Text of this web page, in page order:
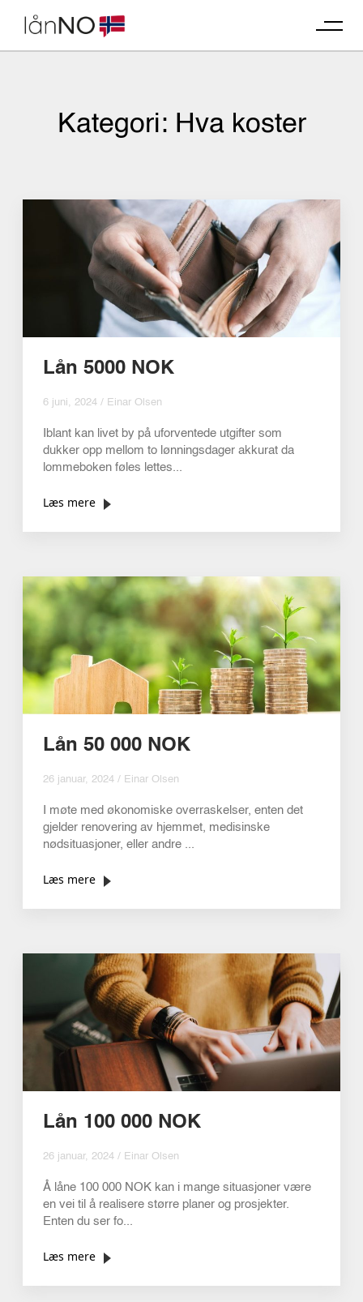
content
Kategori: Hva koster
Lån 5000 NOK
6 juni, 2024 / Einar Olsen
Iblant kan livet by på uforventede utgifter som
dukker opp mellom to lønningsdager akkurat da
lommeboken føles lettes...
Læs mere
Lån 50 000 NOK
26 januar, 2024 / Einar Olsen
I møte med økonomiske overraskelser, enten det
gjelder renovering av hjemmet, medisinske
nødsituasjoner, eller andre ...
Læs mere
Lån 100 000 NOK
26 januar, 2024 / Einar Olsen
Å låne 100 000 NOK kan i mange situasjoner være
en vei til å realisere større planer og prosjekter.
Enten du ser fo...
Læs mere